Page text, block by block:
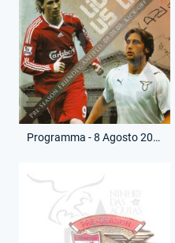
Programma - 8 Agosto 2008 - Amichevole - Liverpool-Lazio